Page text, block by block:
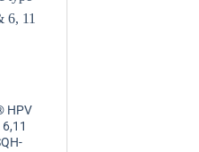
HPV